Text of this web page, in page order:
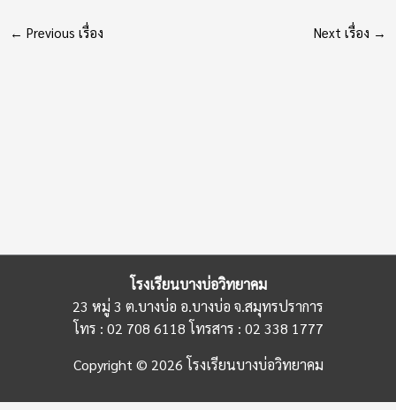
← Previous เรื่อง Next เรื่อง →
โรงเรียนบางบ่อวิทยาคม
23 หมู่ 3 ต.บางบ่อ อ.บางบ่อ จ.สมุทรปราการ
โทร : 02 708 6118 โทรสาร : 02 338 1777
Copyright © 2026 โรงเรียนบางบ่อวิทยาคม